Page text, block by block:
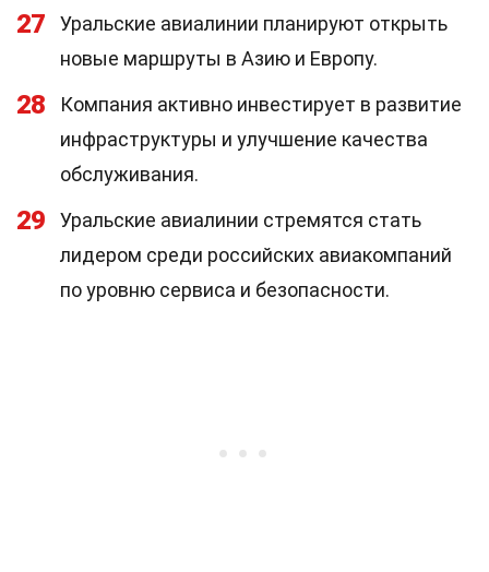
27
Уральские авиалинии планируют открыть
новые маршруты в Азию и Европу.
28
Компания активно инвестирует в развитие
инфраструктуры и улучшение качества
обслуживания.
29
Уральские авиалинии стремятся стать
лидером среди российских авиакомпаний
по уровню сервиса и безопасности.